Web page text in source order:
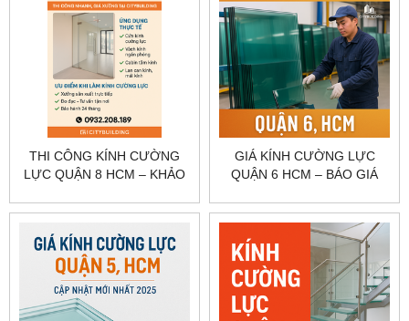
THI CÔNG KÍNH CƯỜNG
LỰC QUẬN 8 HCM – KHẢO
CITYBUILDING
GIÁ KÍNH CƯỜNG LỰC
QUẬN 6 HCM – BÁO GIÁ
CITYBUILDING